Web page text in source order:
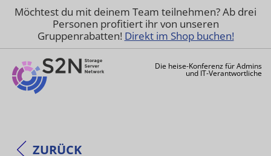
Möchtest du mit deinem Team teilnehmen? Ab drei
Personen profitiert ihr von unseren
Gruppenrabatten! Direkt im Shop buchen!
Die heise-Konferenz für Admins
und IT-Verantwortliche
ZURÜCK